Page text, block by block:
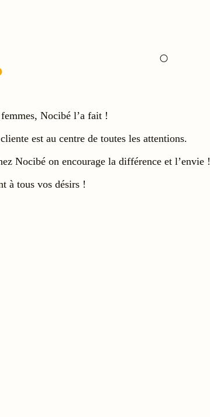
Nocibé l’a fait !
est au centre de toutes les attentions.
Nocibé on encourage la différence et l’envie !
à tous vos désirs !